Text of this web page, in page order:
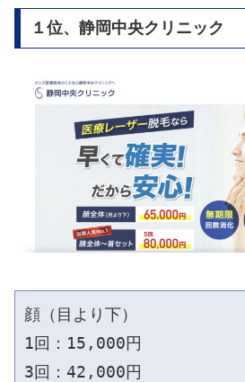
１位、静岡中央クリニック
顔（目より下）
1回：15,000円
3回：42,000円